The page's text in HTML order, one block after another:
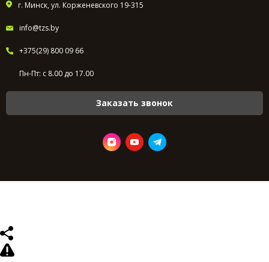
г. Минск, ул. Корженевского 19-315
info@tzs.by
+375(29) 800 09 66
Пн-Пт: с 8.00 до 17.00
Заказать звонок